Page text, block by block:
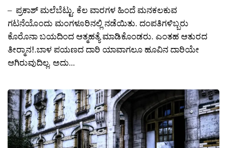
– ಪ್ರಕಾಶ್ ಮಲೆಬೆಟ್ಟು. ಕೆಲ ವಾರಗಳ ಹಿಂದೆ ಮನಕಲಕುವ
ಗಟನೆಯೊಂದು ಮಂಗಳೂರಿನಲ್ಲಿ ನಡೆಯಿತು. ದಂಪತಿಗಳಿಬ್ಬರು
ಕೊರೊನಾ ಬಯದಿಂದ ಆತ್ಮಹತ್ಯೆ ಮಾಡಿಕೊಂಡರು. ಎಂತಹ ಆತುರದ
ತೀರ‍್ಮಾನ!.ಬಾಳ ಪಯಣದ ದಾರಿ ಯಾವಾಗಲೂ ಹೂವಿನ ದಾರಿಯೇ
ಆಗಿರುವುದಿಲ್ಲ. ಅದು...